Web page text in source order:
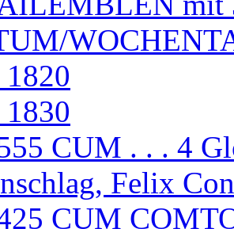
CUM . . . 4
Felix
CUM